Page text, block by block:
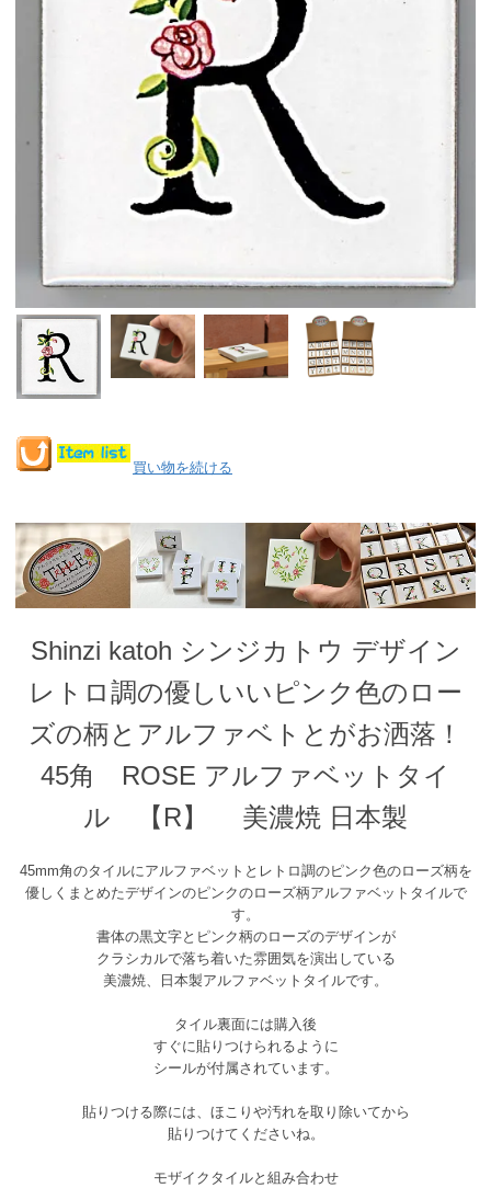
買い物を続ける
Shinzi katoh シンジカトウ デザイン
レトロ調の優しいいピンク色のロー
ズの柄とアルファベトとがお洒落！
45角 ROSE アルファベットタイ
ル 【R】 美濃焼 日本製
45mm角のタイルにアルファベットとレトロ調のピンク色のローズ柄を
優しくまとめたデザインのピンクのローズ柄アルファベットタイルで
す。
書体の黒文字とピンク柄のローズのデザインが
クラシカルで落ち着いた雰囲気を演出している
美濃焼、日本製アルファベットタイルです。
タイル裏面には購入後
すぐに貼りつけられるように
シールが付属されています。
貼りつける際には、ほこりや汚れを取り除いてから
貼りつけてくださいね。
モザイクタイルと組み合わせ